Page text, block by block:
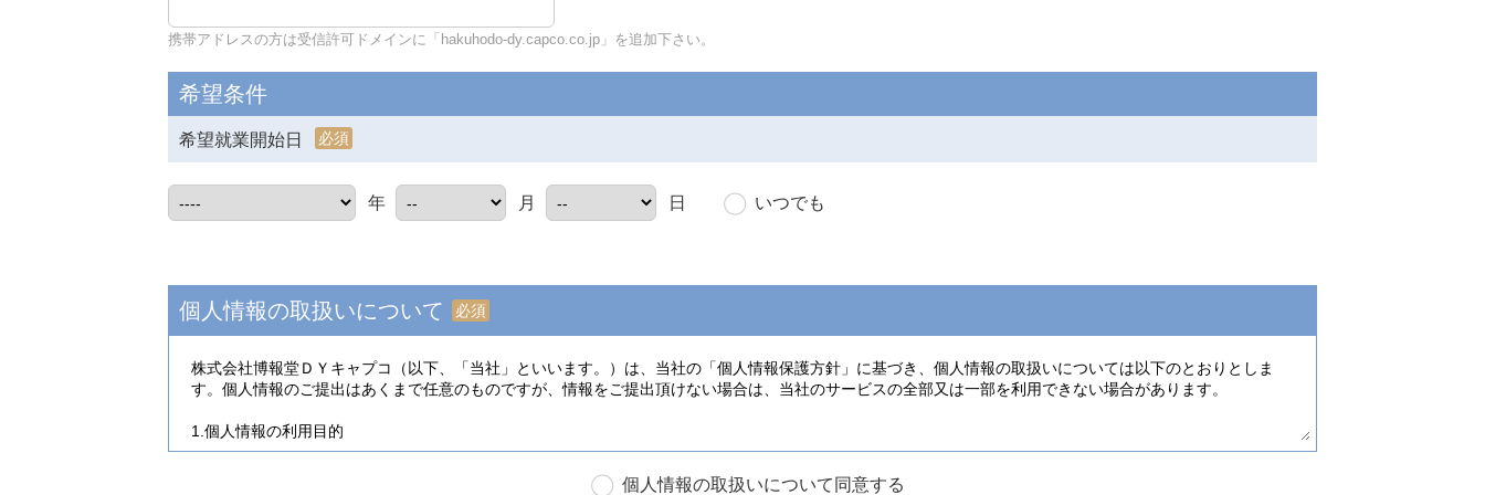
携帯アドレスの方は受信許可ドメインに「hakuhodo-dy.capco.co.jp」を追加下さい。
希望条件
希望就業開始日 必須
年 月 日 いつでも
個人情報の取扱いについて 必須
個人情報の取扱いについて同意する